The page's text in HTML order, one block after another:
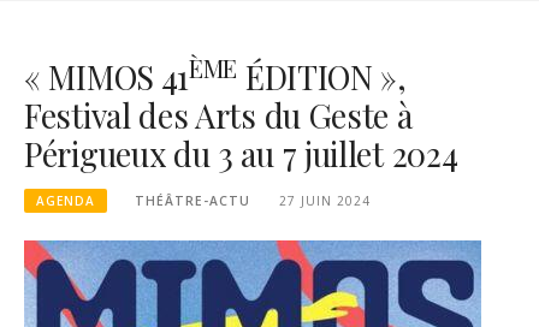
« MIMOS 41ÈME ÉDITION »,
Festival des Arts du Geste à
Périgueux du 3 au 7 juillet 2024
AGENDA THÉÂTRE-ACTU 27 JUIN 2024